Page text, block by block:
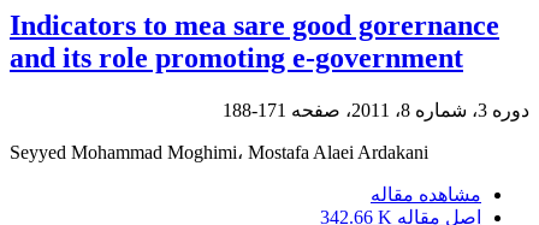
Indicators to mea sare good gorernance
and its role promoting e-government
دوره 3، شماره 8، 2011، صفحه 171-188
Seyyed Mohammad Moghimi، Mostafa Alaei Ardakani
مشاهده مقاله
اصل مقاله 342.66 K